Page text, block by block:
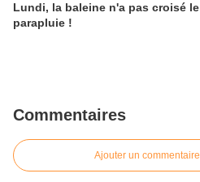
Lundi, la baleine n'a pas croisé le
parapluie !
Commentaires
Ajouter un commentaire